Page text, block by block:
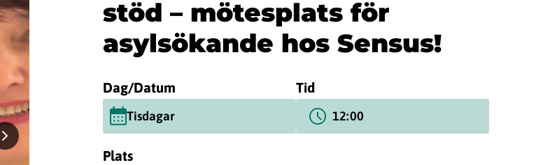
stöd – mötesplats för
asylsökande hos Sensus!
Dag/Datum
Tisdagar
Tid
12:00
Plats